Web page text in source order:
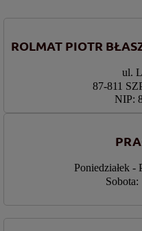
ROLMAT PIOTR
ul.
87-811
NIP:
Poniedziałek -